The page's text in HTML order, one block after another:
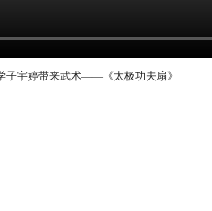
子宇婷带来武术——《太极功夫扇》